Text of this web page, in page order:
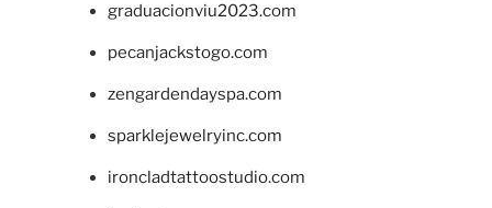
graduacionviu2023.com
pecanjackstogo.com
zengardendayspa.com
sparklejewelryinc.com
ironcladtattoostudio.com